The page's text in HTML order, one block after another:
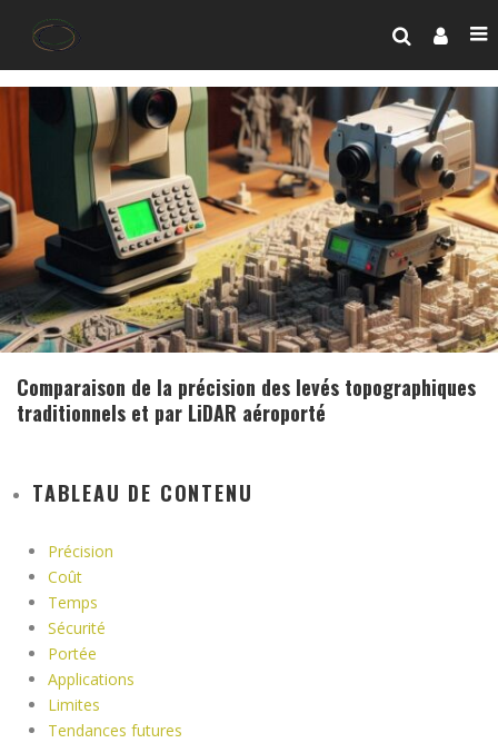
Comparaison de la précision des levés topographiques
traditionnels et par LiDAR aéroporté
TABLEAU DE CONTENU
Précision
Coût
Temps
Sécurité
Portée
Applications
Limites
Tendances futures